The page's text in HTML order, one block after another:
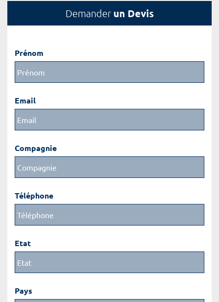
Demander un Devis
Prénom
Email
Compagnie
Téléphone
Etat
Pays